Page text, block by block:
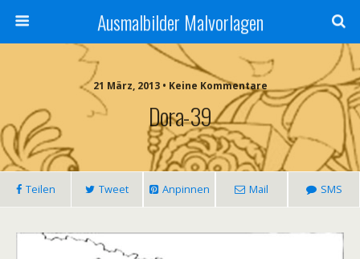
Ausmalbilder Malvorlagen
21 März, 2013 • Keine Kommentare
Dora-39
Teilen Tweet Anpinnen Mail SMS